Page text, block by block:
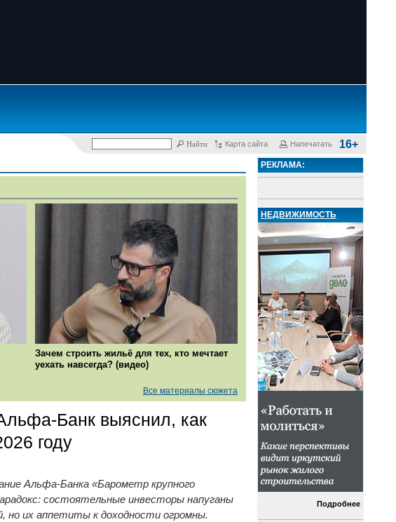
Карта сайта Напечатать 16+
Зачем строить жильё для тех, кто мечтает
уехать навсегда? (видео)
Все материалы сюжета
Банк выяснил, как
году
Альфа-Банка «Барометр крупного
состоятельные инвесторы напуганы
но их аппетиты к доходности огромны.
РЕКЛАМА:
НЕДВИЖИМОСТЬ
Подробнее